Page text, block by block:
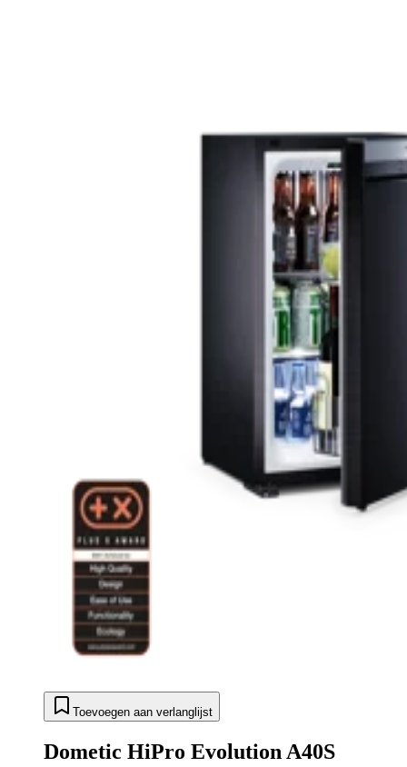
Toevoegen aan verlanglijst
Dometic HiPro Evolution A40S